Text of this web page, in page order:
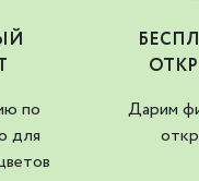
по
для
Дарим